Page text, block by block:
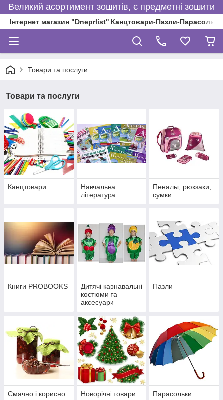
Великий асортимент зошитів, є предметні зошити
Інтернет магазин "Dneprlist" Канцтовари-Пазли-Парасольки
Товари та послуги
Товари та послуги
Канцтовари
Навчальна
література
Пеналы, рюкзаки,
сумки
Книги PROBOOKS
Дитячі карнавальні
костюми та
аксесуари
Пазли
Смачно і корисно Новорічні товари Парасольки